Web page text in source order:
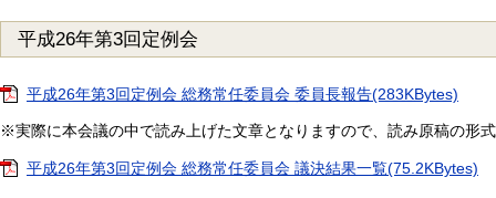
平成26年第3回定例会
平成26年第3回定例会 総務常任委員会 委員長報告(283KBytes)
※実際に本会議の中で読み上げた文章となりますので、読み原稿の形
平成26年第3回定例会 総務常任委員会 議決結果一覧(75.2KBytes)